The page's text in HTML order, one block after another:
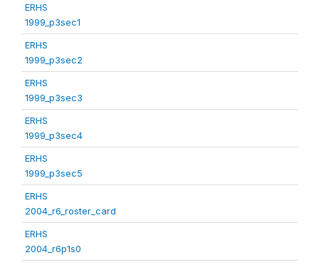
ERHS
1999_p3sec1
ERHS
1999_p3sec2
ERHS
1999_p3sec3
ERHS
1999_p3sec4
ERHS
1999_p3sec5
ERHS
2004_r6_roster_card
ERHS
2004_r6p1s0